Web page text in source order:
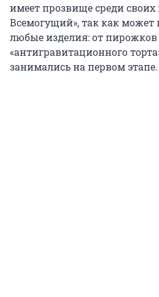
имеет прозвище среди
Всемогущий», так как может
любые изделия: от пирожков
«антигравитационного
занимались на первом этапе.